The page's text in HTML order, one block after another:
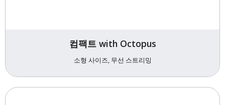
컴팩트 with Octopus
소형 사이즈, 무선 스트리밍